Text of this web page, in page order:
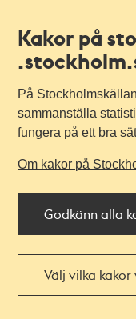
Kakor på
På
sammanställa
fungera på ett bra
Om kakor på
Godkänn alla
Välj vilka